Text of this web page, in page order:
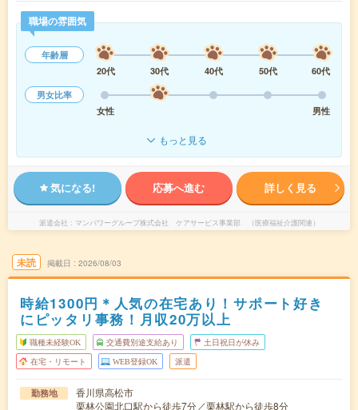
職場の雰囲気
年齢層
20代
30代 40代 50代
60代
男女比率
女性
男性
もっと見る
気になる! 応募へ進む 詳しく見る
派遣会社 マンパワーグループ株式会社 ケアサービス事業部 （医療福祉介護関連）
未読 掲載日 2026/08/03
時給1300円＊人気の在宅あり！サポート好き
にピッタリ事務！月収20万以上
職種未経験OK 交通費別途支給あり 土日祝日が休み
在宅・リモート WEB登録OK 派遣
勤務地
香川県高松市
栗林公園北口駅から徒歩7分／栗林駅から徒歩8分